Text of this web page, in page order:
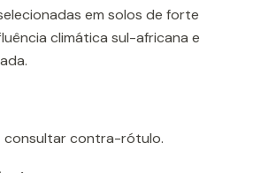
em solos de forte
climática sul-africana e
consultar contra-rótulo.